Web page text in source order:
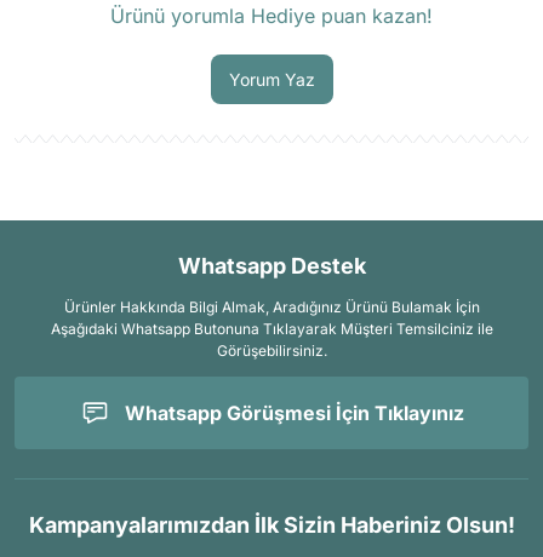
Ürünü yorumla Hediye puan kazan!
Yorum Yaz
Whatsapp Destek
Ürünler Hakkında Bilgi Almak, Aradığınız Ürünü Bulamak İçin
Aşağıdaki Whatsapp Butonuna Tıklayarak Müşteri Temsilciniz ile
Görüşebilirsiniz.
Whatsapp Görüşmesi İçin Tıklayınız
Kampanyalarımızdan İlk Sizin Haberiniz Olsun!